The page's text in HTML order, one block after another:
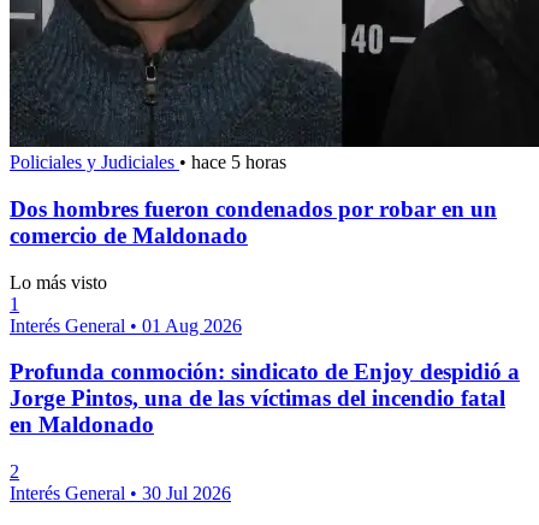
Policiales y Judiciales • hace 5 horas
Dos hombres fueron condenados por robar en un
comercio de Maldonado
Lo más visto
1
Interés General • 01 Aug 2026
Profunda conmoción: sindicato de Enjoy despidió a
Jorge Pintos, una de las víctimas del incendio fatal
en Maldonado
2
Interés General • 30 Jul 2026